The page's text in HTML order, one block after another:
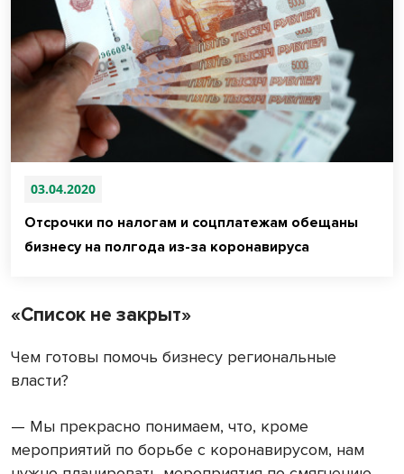
03.04.2020
Отсрочки по налогам и соцплатежам обещаны
бизнесу на полгода из-за коронавируса
«Список не закрыт»
Чем готовы помочь бизнесу региональные
власти?
— Мы прекрасно понимаем, что, кроме
мероприятий по борьбе с коронавирусом, нам